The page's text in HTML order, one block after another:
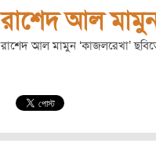
রাশেদ আল
রাশেদ আল মামুন ‘কাজলরেখা’